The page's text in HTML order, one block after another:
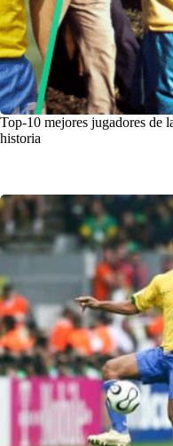
Top-10 mejores jugadores de
historia